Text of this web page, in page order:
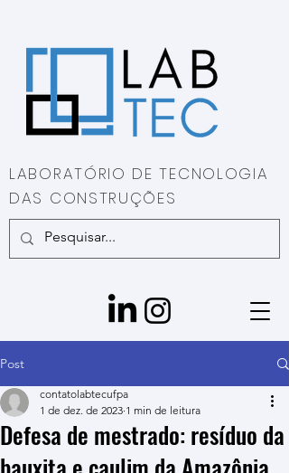
LABORATÓRIO DE TECNOLOGIA
DAS CONSTRUÇÕES
Post
Defesa de mestrado: resíduo da
contatolabtecufpa
1 de dez. de 2023 1 min de leitura